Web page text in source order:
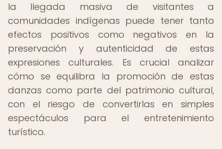
la llegada masiva de visitantes a
comunidades indígenas puede tener tanto
efectos positivos como negativos en la
preservación y autenticidad de estas
expresiones culturales. Es crucial analizar
cómo se equilibra la promoción de estas
danzas como parte del patrimonio cultural,
con el riesgo de convertirlas en simples
espectáculos para el entretenimiento
turístico.